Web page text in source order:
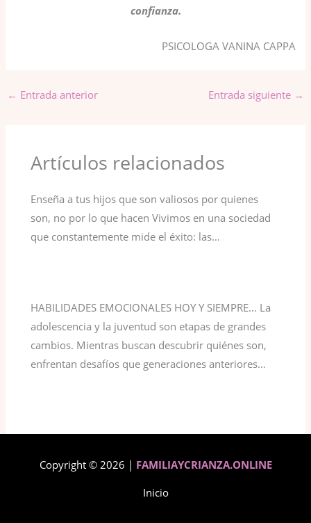
confianza.
PSICOLOGA VANINA CAPPA
← Entrada anterior Entrada siguiente →
Artículos relacionados
Enseña a tus hijos que son valiosos por quienes
son, no por lo que hacen Vivimos en una sociedad
que constantemente mide el éxito: las…
HABILIDADES EMOCIONALES HOY Y SIEMPRE… La
adolescencia y la juventud son etapas de grandes
cambios. Mientras buscan descubrir quiénes son,
enfrentan desafíos que generaciones anteriores…
Copyright © 2026 | FAMILIAYCRIANZA.ONLINE
Inicio